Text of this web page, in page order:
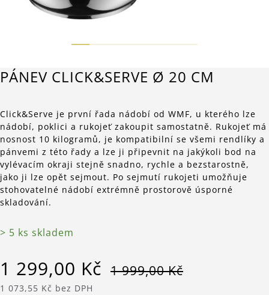
PÁNEV CLICK&SERVE Ø 20 CM
Click&Serve je první řada nádobí od WMF, u kterého lze
nádobí, poklici a rukojeť zakoupit samostatně. Rukojeť má
nosnost 10 kilogramů, je kompatibilní se všemi rendlíky a
pánvemi z této řady a lze ji připevnit na jakýkoli bod na
vylévacím okraji stejně snadno, rychle a bezstarostně,
jako ji lze opět sejmout. Po sejmutí rukojeti umožňuje
stohovatelné nádobí extrémně prostorově úsporné
skladování.
> 5 ks skladem
1 299,00 Kč 1 999,00 Kč
1 073,55 Kč bez DPH